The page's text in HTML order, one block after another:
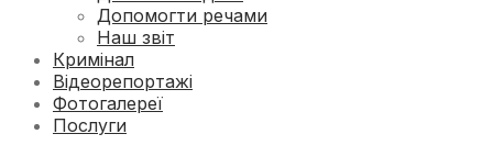
Допомогти речами
Наш звіт
Кримінал
Відеорепортажі
Фотогалереї
Послуги